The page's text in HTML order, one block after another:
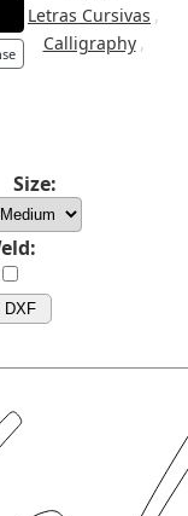
Letras Cursivas ,
Calligraphy ,
Size:
DXF